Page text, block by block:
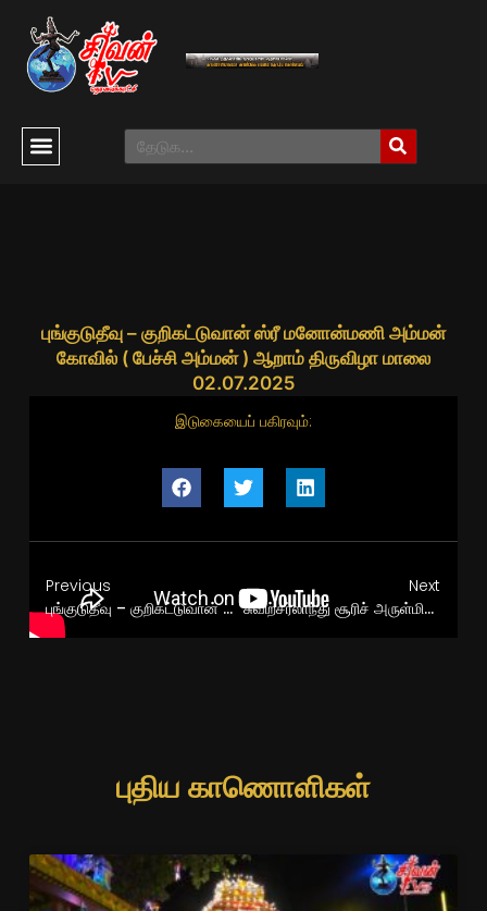
புங்குடுதீவு – குறிகட்டுவான் ஸ்ரீ மனோன்மணி அம்மன்
கோவில் ( பேச்சி அம்மன் ) ஆறாம் திருவிழா மாலை
02.07.2025
இடுகையைப் பகிரவும்:
Previous
புங்குடுதீவு – குறிகட்டுவான் ஸ்ரீ மனோன்மணி அம்மன் கோவில் ( பேச்சி அம்மன் ) ஆறாம் திருவிழா காலை 02.07.2025
Next
சுவிற்சர்லாந்து சூரிச் அருள்மிகு சிவன் கோவில் ஏழாம் திருவிழா பகல்
புதிய காணொளிகள்